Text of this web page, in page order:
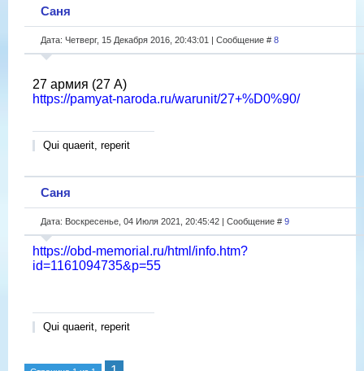
Саня
Дата: Четверг, 15 Декабря 2016, 20:43:01 | Сообщение # 8
27 армия (27 А)
https://pamyat-naroda.ru/warunit/27+%D0%90/
Qui quaerit, reperit
Саня
Дата: Воскресенье, 04 Июля 2021, 20:45:42 | Сообщение # 9
https://obd-memorial.ru/html/info.htm?
id=1161094735&p=55
Qui quaerit, reperit